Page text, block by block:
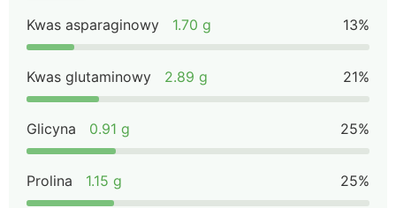
Kwas asparaginowy 1.70 g 13%
Kwas glutaminowy 2.89 g 21%
Glicyna 0.91 g 25%
Prolina 1.15 g 25%